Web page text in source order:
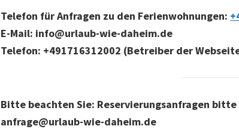
Telefon für Anfragen zu den Ferienwohnungen:
E-Mail: info@urlaub-wie-daheim.de
Telefon: +491716312002 (Betreiber der
Bitte beachten Sie: Reservierungsanfragen
anfrage@urlaub-wie-daheim.de